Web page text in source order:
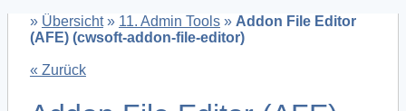
» Übersicht» 11. Admin Tools» Addon File Editor
(AFE) (cwsoft-addon-file-editor)
« Zurück